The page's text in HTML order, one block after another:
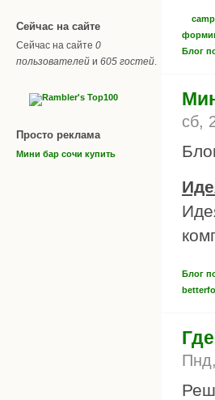
Сейчас на сайте
Сейчас на сайте 0
пользователей и 605 гостей
Просто реклама
Мини бар сочи купить
Блог
сб,
Блог